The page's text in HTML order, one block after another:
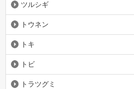
ツルシギ
トウネン
トキ
トビ
トラツグミ